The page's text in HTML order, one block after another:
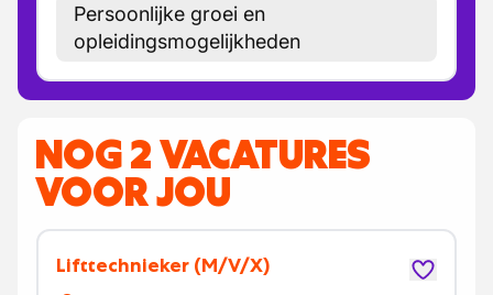
Persoonlijke groei en
opleidingsmogelijkheden
NOG 2 VACATURES
VOOR JOU
Lifttechnieker (M/V/X)